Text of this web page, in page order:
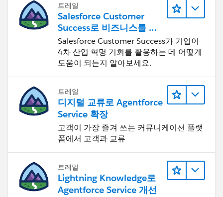
트레일
Salesforce Customer
Success로 비즈니스를 혁
신하기
Salesforce Customer Success가 기업이
4차 산업 혁명 기회를 활용하는 데 어떻게
도움이 되는지 알아보세요.
트레일
디지털 교류로 Agentforce
Service 확장
고객이 가장 즐겨 쓰는 커뮤니케이션 플랫
폼에서 고객과 교류
트레일
Lightning Knowledge로
Agentforce Service 개선